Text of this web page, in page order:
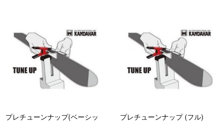
プレチューンナップ(ベーシッ
プレチューンナップ (フル)